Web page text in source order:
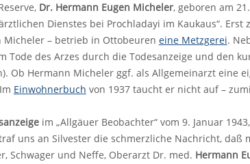
Dr. Hermann Eugen Micheler, geboren am
Dienstes bei Prochladayi im Kaukaus“.
Micheler – betrieb in Ottobeuren eine Metzgerei.
Tode des Arzes durch die Todesanzeige und den
Ob Hermann Micheler ggf. als Allgemeinarzt eine
Einwohnerbuch von 1937 taucht er nicht auf –
im „Allgäuer Beobachter“ vom 9. Januar
uns an Silvester die schmerzliche Nachricht,
Schwager und Neffe, Oberarzt Dr. med. Hermann